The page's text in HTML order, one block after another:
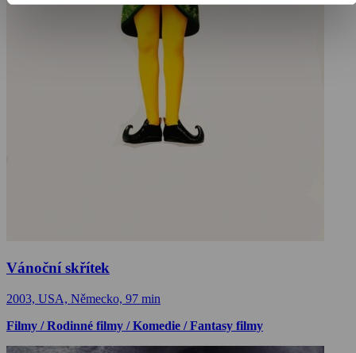
Vánoční skřítek
2003, USA, Německo, 97 min
Filmy / Rodinné filmy / Komedie / Fantasy filmy